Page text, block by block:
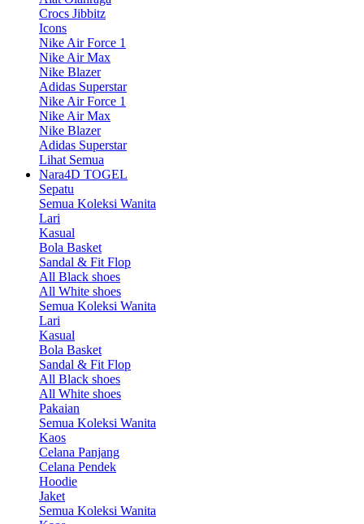
Crocs Jibbitz
Icons
Nike Air Force 1
Nike Air Max
Nike Blazer
Adidas Superstar
Nike Air Force 1
Nike Air Max
Nike Blazer
Adidas Superstar
Lihat Semua
Nara4D TOGEL
Sepatu
Semua Koleksi Wanita
Lari
Kasual
Bola Basket
Sandal & Fit Flop
All Black shoes
All White shoes
Semua Koleksi Wanita
Lari
Kasual
Bola Basket
Sandal & Fit Flop
All Black shoes
All White shoes
Pakaian
Semua Koleksi Wanita
Kaos
Celana Panjang
Celana Pendek
Hoodie
Jaket
Semua Koleksi Wanita